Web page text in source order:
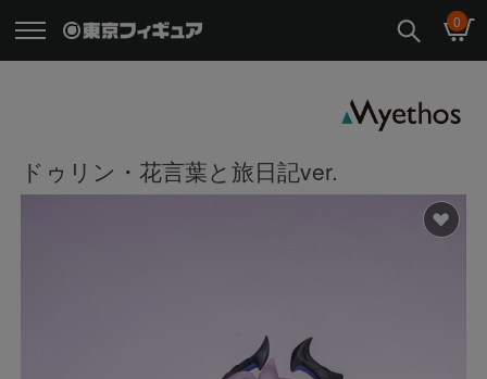
0
ドゥリン・花言葉と旅日記ver.